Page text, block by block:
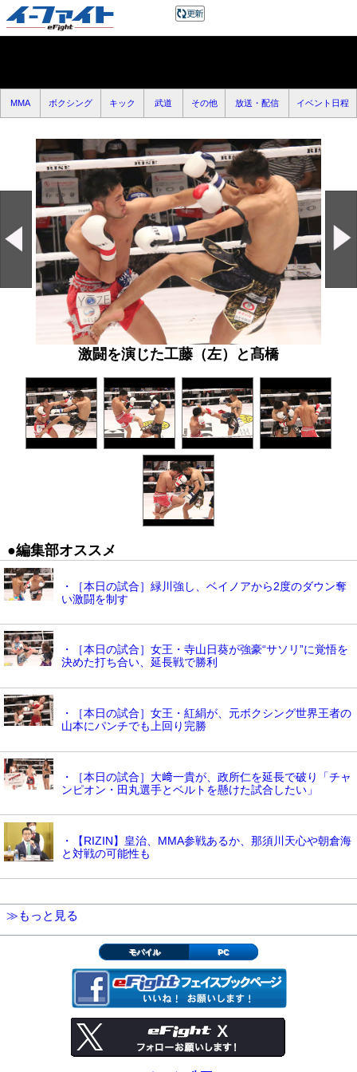
MMA ボクシング キック 武道 その他 放送・配信 イベント日程
激闘を演じた工藤（左）と髙橋
●編集部オススメ
・［本日の試合］緑川強し、ベイノアから2度のダウン奪
い激闘を制す
・［本日の試合］女王・寺山日葵が強豪“サソリ”に覚悟を
決めた打ち合い、延長戦で勝利
・［本日の試合］女王・紅絹が、元ボクシング世界王者の
山本にパンチでも上回り完勝
・［本日の試合］大﨑一貴が、政所仁を延長で破り「チャ
ンピオン・田丸選手とベルトを懸けた試合したい」
・【RIZIN】皇治、MMA参戦あるか、那須川天心や朝倉海
と対戦の可能性も
≫もっと見る
モバイル PC